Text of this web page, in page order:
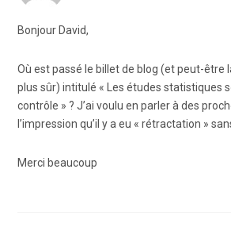
Bonjour David,
Où est passé le billet de blog (et peut-être
plus sûr) intitulé « Les études statistiques
contrôle » ? J’ai voulu en parler à des
l’impression qu’il y a eu « rétractation »
Merci beaucoup